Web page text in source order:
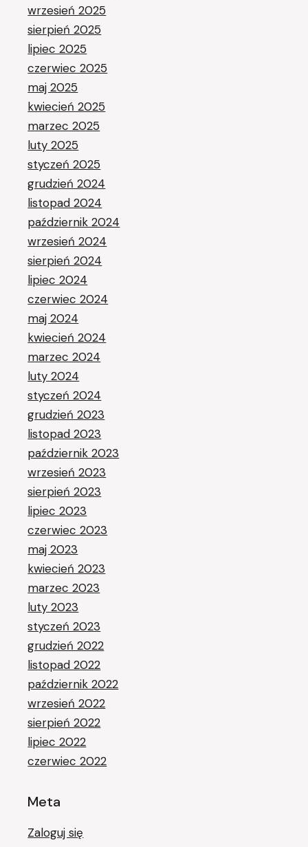
wrzesień 2025
sierpień 2025
lipiec 2025
czerwiec 2025
maj 2025
kwiecień 2025
marzec 2025
luty 2025
styczeń 2025
grudzień 2024
listopad 2024
październik 2024
wrzesień 2024
sierpień 2024
lipiec 2024
czerwiec 2024
maj 2024
kwiecień 2024
marzec 2024
luty 2024
styczeń 2024
grudzień 2023
listopad 2023
październik 2023
wrzesień 2023
sierpień 2023
lipiec 2023
czerwiec 2023
maj 2023
kwiecień 2023
marzec 2023
luty 2023
styczeń 2023
grudzień 2022
listopad 2022
październik 2022
wrzesień 2022
sierpień 2022
lipiec 2022
czerwiec 2022
Meta
Zaloguj się